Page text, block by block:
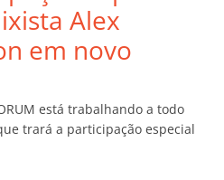
Alex
em novo
está trabalhando a todo
trará a participação especial